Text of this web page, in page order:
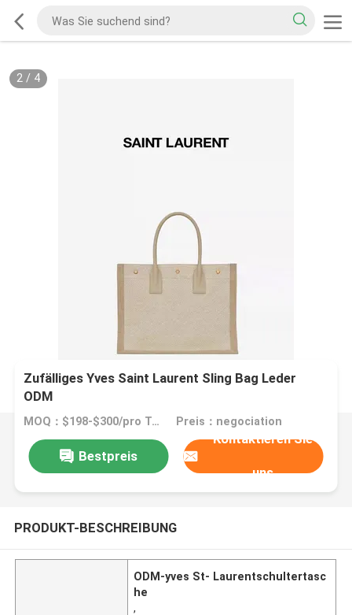
2/ 4
Zufälliges Yves Saint Laurent Sling Bag Leder
ODM
MOQ：$198-$300/pro Tasche Preis：negociation
Bestpreis
Kontaktieren Sie
uns
PRODUKT-BESCHREIBUNG
ODM-yves St- Laurentschultertasc
he
,